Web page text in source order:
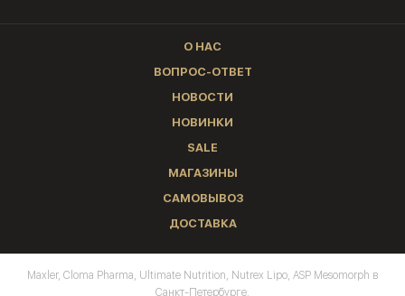
О НАС
ВОПРОС-ОТВЕТ
НОВОСТИ
НОВИНКИ
SALE
МАГАЗИНЫ
САМОВЫВОЗ
ДОСТАВКА
Maxler, Cloma Pharma, Ultimate Nutrition, Nutrex Lipo, ASP Mesomorph в
Санкт-Петербурге.